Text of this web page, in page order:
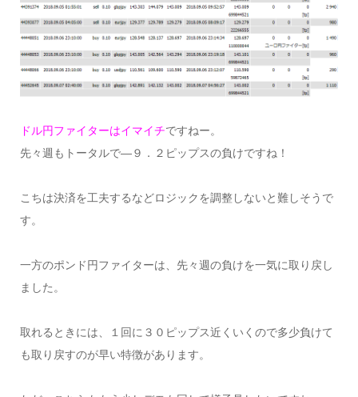
ドル円ファイターはイマイチですねー。
先々週もトータルで―９．２ピップスの負けですね！
こちは決済を工夫するなどロジックを調整しないと難しそうで
す。
一方のポンド円ファイターは、先々週の負けを一気に取り戻し
ました。
取れるときには、１回に３０ピップス近くいくので多少負けて
も取り戻すのが早い特徴があります。